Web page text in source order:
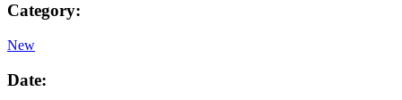
Category:
New
Date: